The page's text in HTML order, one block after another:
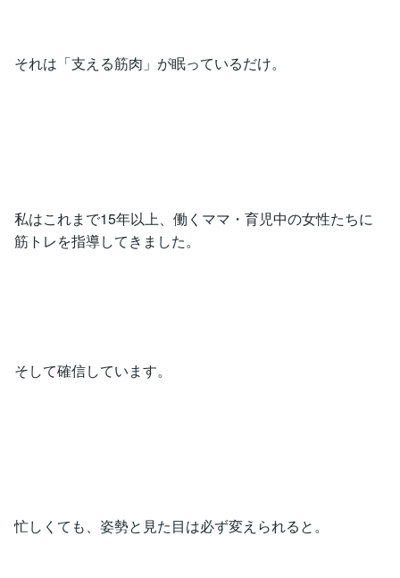
それは「支える筋肉」が眠っているだけ。
私はこれまで15年以上、働くママ・育児中の女性たちに
筋トレを指導してきました。
そして確信しています。
忙しくても、姿勢と見た目は必ず変えられると。